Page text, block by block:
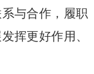
与合作，履职
挥更好作用、